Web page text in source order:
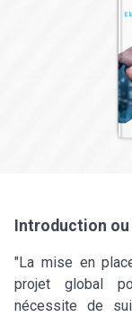
Introduction
"La mise en
projet global
nécessite de